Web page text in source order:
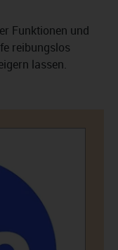
Funktionen und
reibungslos
lassen.